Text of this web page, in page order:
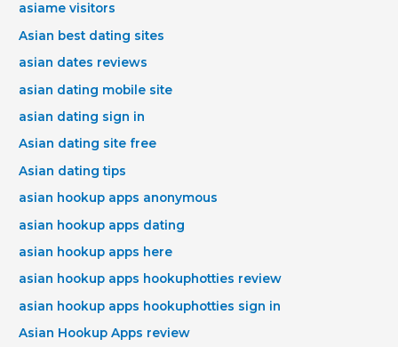
asiame visitors
Asian best dating sites
asian dates reviews
asian dating mobile site
asian dating sign in
Asian dating site free
Asian dating tips
asian hookup apps anonymous
asian hookup apps dating
asian hookup apps here
asian hookup apps hookuphotties review
asian hookup apps hookuphotties sign in
Asian Hookup Apps review